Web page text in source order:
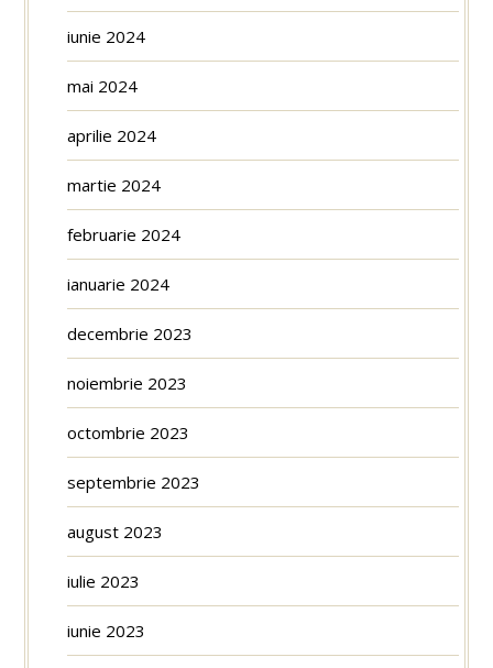
iunie 2024
mai 2024
aprilie 2024
martie 2024
februarie 2024
ianuarie 2024
decembrie 2023
noiembrie 2023
octombrie 2023
septembrie 2023
august 2023
iulie 2023
iunie 2023